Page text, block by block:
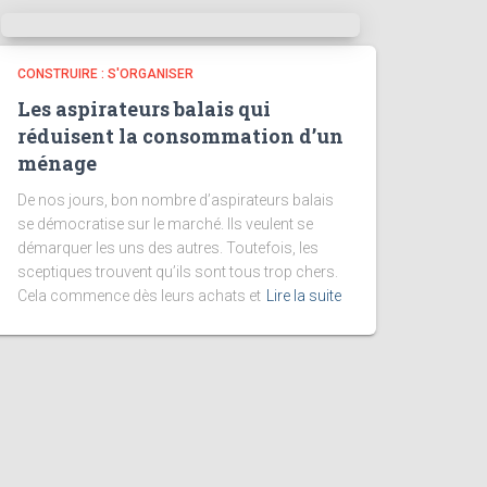
CONSTRUIRE : S'ORGANISER
Les aspirateurs balais qui
réduisent la consommation d’un
ménage
De nos jours, bon nombre d’aspirateurs balais
se démocratise sur le marché. Ils veulent se
démarquer les uns des autres. Toutefois, les
sceptiques trouvent qu’ils sont tous trop chers.
Cela commence dès leurs achats et
Lire la suite